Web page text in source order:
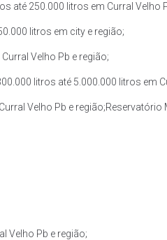
até 250.000 litros em Curral Velho
litros em city e região;
Velho Pb e região;
litros até 5.000.000 litros em
Velho Pb e
Velho Pb e região;